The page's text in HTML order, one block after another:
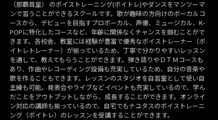
（那覇首里） のボイストレーニング(ボイトレ)やダンスをマンツーマ
ンで習うことができるスクールです。歌が趣味の方向けのボーカルコ
ースから、デビューを目指すプロボーカル、声優、ミュージカル、K-
POPに特化したコースなど、年齢に関係なくチャンスを掴むことがで
きます。各校舎、教室には経験が豊富で優秀なボイストレーナー（ボ
イトレトレーナー）が揃っているため、丁寧で分かりやすいレッスン
を通して、教えてもらうことができます。弾き語りやＤＴＭコースも
あり、作曲やレコーディング設備も充実しているため、自分の音楽や
歌を作ることもできます。レッスンのスタジオを自習室として使い自
主練も可能。発表会やライブなどイベントも充実しているので、学ん
だことをアウトプットしながら、成長することができます。オンライ
ン対応の講師も揃っているので、自宅でもナユタスのボイストレーニ
ング（ボイトレ）のレッスンを受講することができます。